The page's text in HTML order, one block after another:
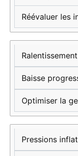
Réévaluer les
Baisse
Optimiser la
Pressions